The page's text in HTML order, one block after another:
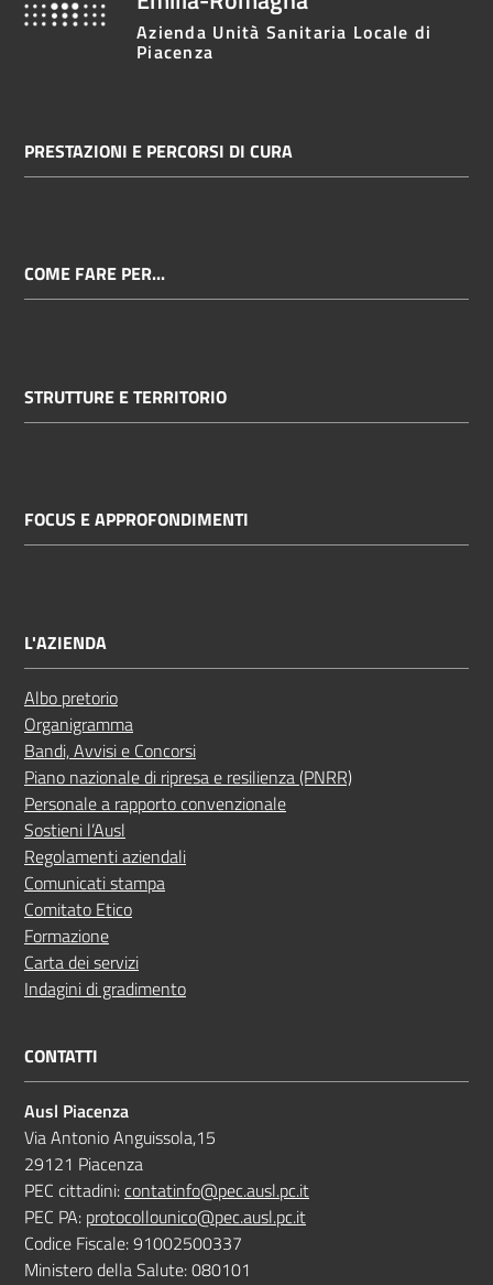
Azienda Unità Sanitaria Locale di
Piacenza
PRESTAZIONI E PERCORSI DI CURA
COME FARE PER...
STRUTTURE E TERRITORIO
FOCUS E APPROFONDIMENTI
L'AZIENDA
Albo pretorio
Organigramma
Bandi, Avvisi e Concorsi
Piano nazionale di ripresa e resilienza (PNRR)
Personale a rapporto convenzionale
Sostieni l’Ausl
Regolamenti aziendali
Comunicati stampa
Comitato Etico
Formazione
Carta dei servizi
Indagini di gradimento
CONTATTI
Ausl Piacenza
Via Antonio Anguissola,15
29121 Piacenza
PEC cittadini:contatinfo@pec.ausl.pc.it
PEC PA: protocollounico@pec.ausl.pc.it
Codice Fiscale: 91002500337
Ministero della Salute: 080101